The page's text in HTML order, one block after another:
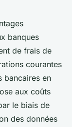
banques
de frais de
courantes
bancaires en
aux coûts
le biais de
des données